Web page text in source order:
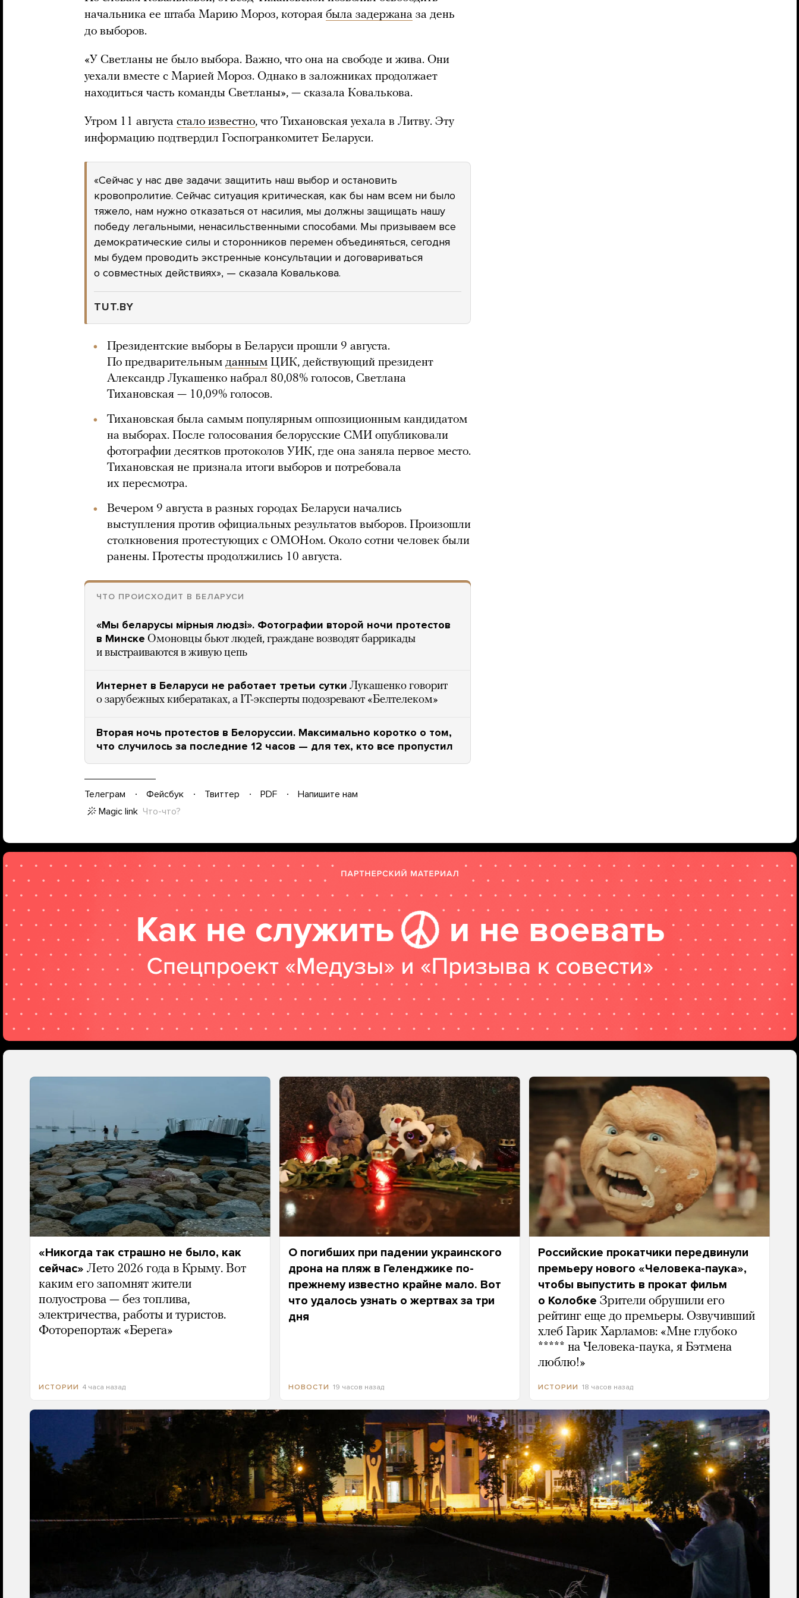
начальника ее штаба Марию Мороз, которая была задержана за день
до выборов.
«У Светланы не было выбора. Важно, что она на свободе и жива. Они
уехали вместе с Марией Мороз. Однако в заложниках продолжает
находиться часть команды Светланы», — сказала Ковалькова.
Утром 11 августа стало известно, что Тихановская уехала в Литву. Эту
информацию подтвердил Госпогранкомитет Беларуси.
«Сейчас у нас две задачи: защитить наш выбор и остановить
кровопролитие. Сейчас ситуация критическая, как бы нам всем ни было
тяжело, нам нужно отказаться от насилия, мы должны защищать нашу
победу легальными, ненасильственными способами. Мы призываем все
демократические силы и сторонников перемен объединяться, сегодня
мы будем проводить экстренные консультации и договариваться
о совместных действиях», — сказала Ковалькова.
TUT.BY
Президентские выборы в Беларуси прошли 9 августа.
По предварительным данным ЦИК, действующий президент
Александр Лукашенко набрал 80,08% голосов, Светлана
Тихановская — 10,09% голосов.
Тихановская была самым популярным оппозиционным кандидатом
на выборах. После голосования белорусские СМИ опубликовали
фотографии десятков протоколов УИК, где она заняла первое место.
Тихановская не признала итоги выборов и потребовала
их пересмотра.
Вечером 9 августа в разных городах Беларуси начались
выступления против официальных результатов выборов. Произошли
столкновения протестующих с ОМОНом. Около сотни человек были
ранены. Протесты продолжились 10 августа.
ЧТО ПРОИСХОДИТ В БЕЛАРУСИ
«Мы беларусы мiрныя людзi». Фотографии второй ночи протестов
в Минске Омоновцы бьют людей, граждане возводят баррикады
и выстраиваются в живую цепь
Интернет в Беларуси не работает третьи сутки Лукашенко говорит
о зарубежных кибератаках, а IT-эксперты подозревают «Белтелеком»
Вторая ночь протестов в Белоруссии. Максимально коротко о том,
что случилось за последние 12 часов — для тех, кто все пропустил
Телеграм Фейсбук Твиттер PDF
Напишите нам
Magic link Что-что?
«Никогда так страшно не было, как
сейчас» Лето 2026 года в Крыму. Вот
каким его запомнят жители
полуострова — без топлива,
электричества, работы и туристов.
Фоторепортаж «Берега»
ИСТОРИИ 4 часа назад
О погибших при падении украинского
дрона на пляж в Геленджике по-
прежнему известно крайне мало. Вот
что удалось узнать о жертвах за три
дня
НОВОСТИ 19 часов назад
Российские прокатчики передвинули
премьеру нового «Человека-паука»,
чтобы выпустить в прокат фильм
о Колобке Зрители обрушили его
рейтинг еще до премьеры. Озвучивший
хлеб Гарик Харламов: «Мне глубоко
***** на Человека-паука, я Бэтмена
люблю!»
ИСТОРИИ 18 часов назад